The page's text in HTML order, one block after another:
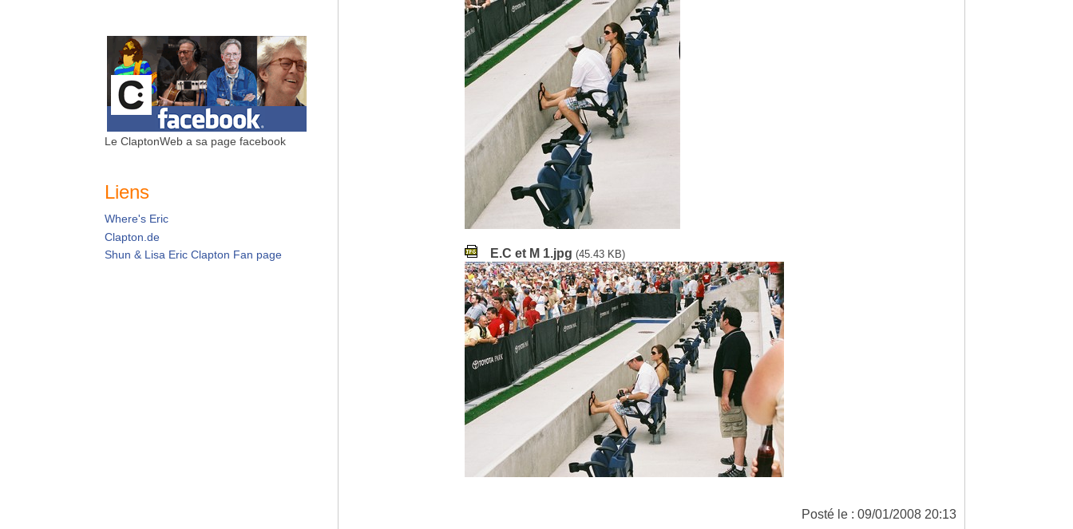
Le ClaptonWeb a sa page facebook
Liens
Where's Eric
Clapton.de
Shun & Lisa Eric Clapton Fan page
E.C et M 1.jpg (45.43 KB)
Posté le : 09/01/2008 20:13